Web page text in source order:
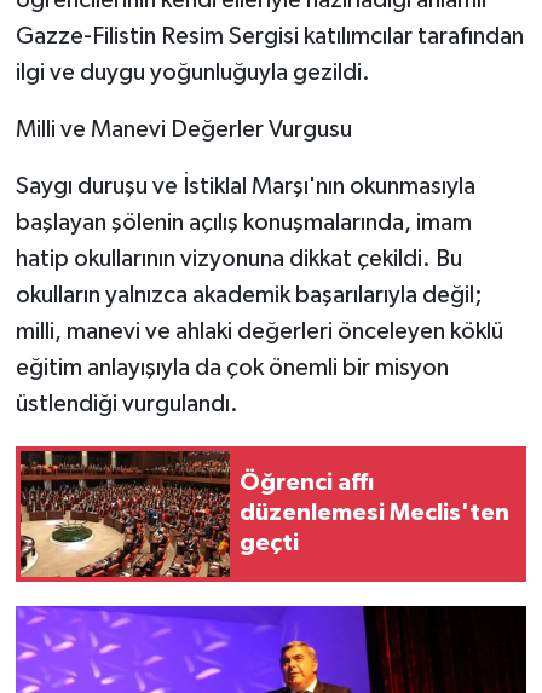
Gazze-Filistin Resim Sergisi katılımcılar tarafından
ilgi ve duygu yoğunluğuyla gezildi.
Milli ve Manevi Değerler Vurgusu
Saygı duruşu ve İstiklal Marşı'nın okunmasıyla
başlayan şölenin açılış konuşmalarında, imam
hatip okullarının vizyonuna dikkat çekildi. Bu
okulların yalnızca akademik başarılarıyla değil;
milli, manevi ve ahlaki değerleri önceleyen köklü
eğitim anlayışıyla da çok önemli bir misyon
üstlendiği vurgulandı.
Öğrenci affı
düzenlemesi Meclis'ten
geçti